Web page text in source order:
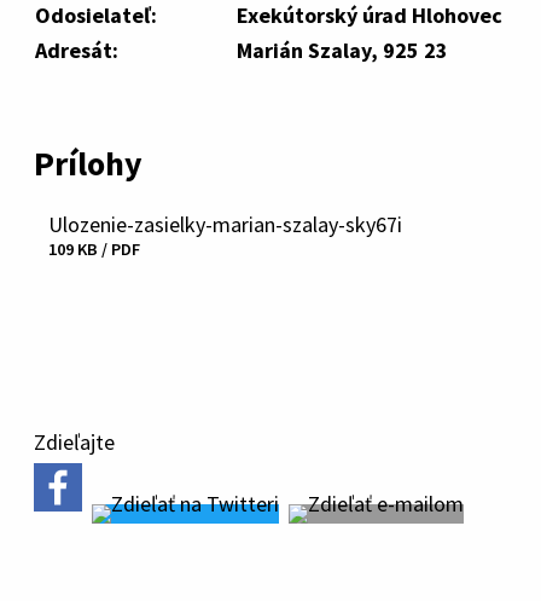
Odosielateľ:
Exekútorský úrad Hlohovec
Adresát:
Marián Szalay, 925 23
Prílohy
Ulozenie-zasielky-marian-szalay-sky67i
109 KB / PDF
Zdieľajte